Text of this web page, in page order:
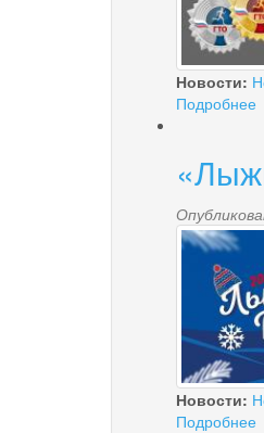
Новости:
Подробнее
к
и
Новости:
Подробнее